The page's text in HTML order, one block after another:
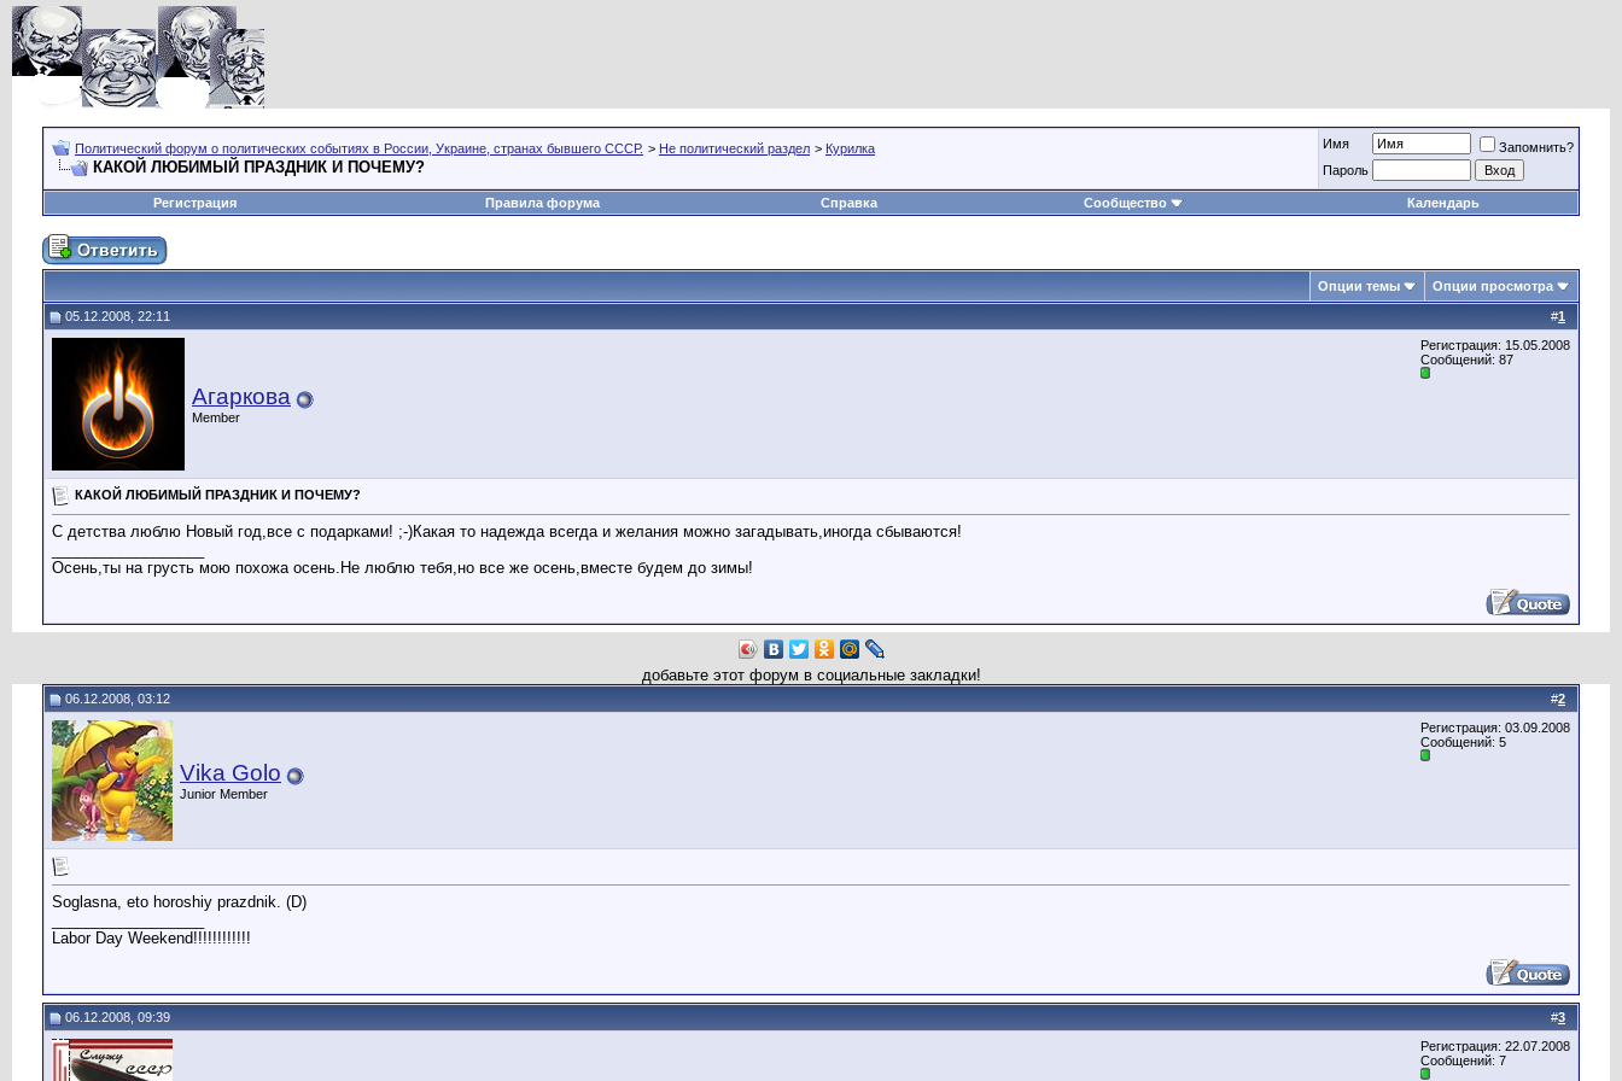
Политический форум о политических событиях в России, Украине, странах бывшего СССР. > Не политический раздел > Курилка
КАКОЙ ЛЮБИМЫЙ ПРАЗДНИК И ПОЧЕМУ?
Имя
Запомнить?
Пароль
Регистрация Правила форума Справка Сообщество Календарь
Опции темы Опции просмотра
#1
05.12.2008, 22:11
Агаркова
Member
Регистрация: 15.05.2008
Сообщений: 87
КАКОЙ ЛЮБИМЫЙ ПРАЗДНИК И ПОЧЕМУ?
С детства люблю Новый год,все с подарками! ;-)Какая то надежда всегда и желания можно загадывать,иногда сбываются!
Осень,ты на грусть мою похожа осень.Не люблю тебя,но все же осень,вместе будем до зимы!
добавьте этот форум в социальные закладки!
#2
06.12.2008, 03:12
Vika Golo
Junior Member
Регистрация: 03.09.2008
Сообщений: 5
Soglasna, eto horoshiy prazdnik. (D)
Labor Day Weekend!!!!!!!!!!!!
#3
06.12.2008, 09:39
Регистрация: 22.07.2008
Сообщений: 7